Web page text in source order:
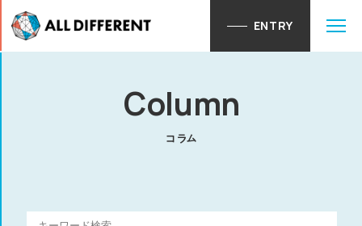
ENTRY
28卒ENTRY
Column
コラム